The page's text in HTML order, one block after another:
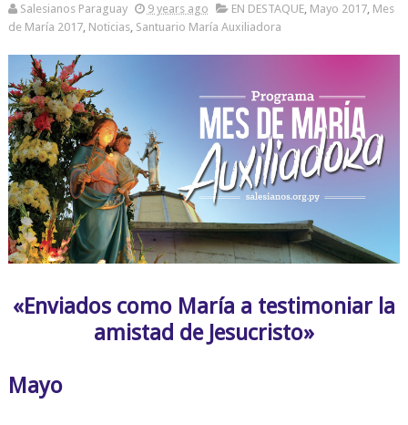
Salesianos Paraguay 9 years ago EN DESTAQUE, Mayo 2017, Mes
de María 2017, Noticias, Santuario María Auxiliadora
«Enviados como María a testimoniar la
amistad de Jesucristo»
Mayo